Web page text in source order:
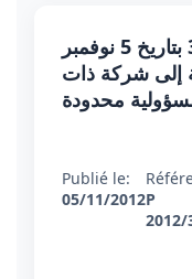
قرار تعقيبي عدد 310906 بتاريخ 5 نوفمبر
إلى شركة ذات
محدودة
Publié le:
05/11/2012P
2012/